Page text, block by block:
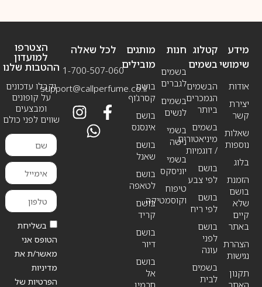
מידע
שימושי
אודות
יצירת
קשר
שאלות
נוספות
בלוג
הזמנת
בושם
שלא
קיים
באתר
הצהרת
נגישות
תקנון
האתר
חנות
בשמים
לגברים
בשמים
לנשים
בשמי
נישה
בשמי
יוניסקס
טיפוח
וקוסמטיקה
קטלוג
בשמים
הבשמים
הנמכרים
ביותר
בשמים
מיניאטורים
/ דוגמיות
בושם
לפי צבע
בושם
לפי ריח
בושם
לפני
עונה
בשמים
לבית
מותגים
מובילים
בושם
קסרג’וף
בושם
אינסנס
בושם
שאנל
בושם
לטאפה
בושם
קריד
בושם
דיור
בושם
אל
חרמין
לכל שאלה
1-700-507-060
support@callperfume.co.il
הצטרפו
למועדון
ההטבות שלנו
וקבלו עדכונים
על קופונים
ומבצעים
שווים לפני כולם
בשליחת
הטופס אני
מאשר/ת את
מדיניות
הפרטיות של